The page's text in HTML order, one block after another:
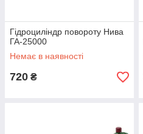
Гідроциліндр повороту Нива
ГА-25000
Немає в наявності
720 ₴